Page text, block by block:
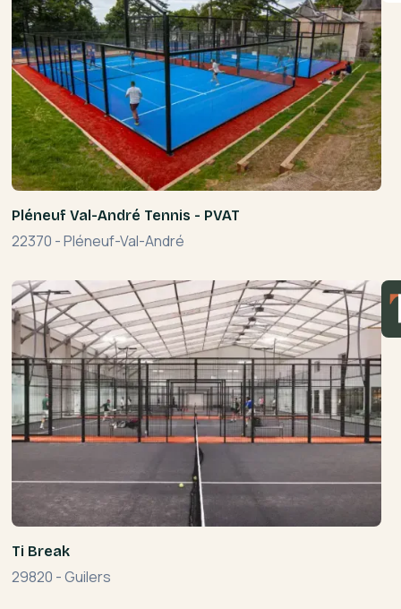
Pléneuf Val-André Tennis - PVAT
22370 -Pléneuf-Val-André
Ti Break
29820 -Guilers